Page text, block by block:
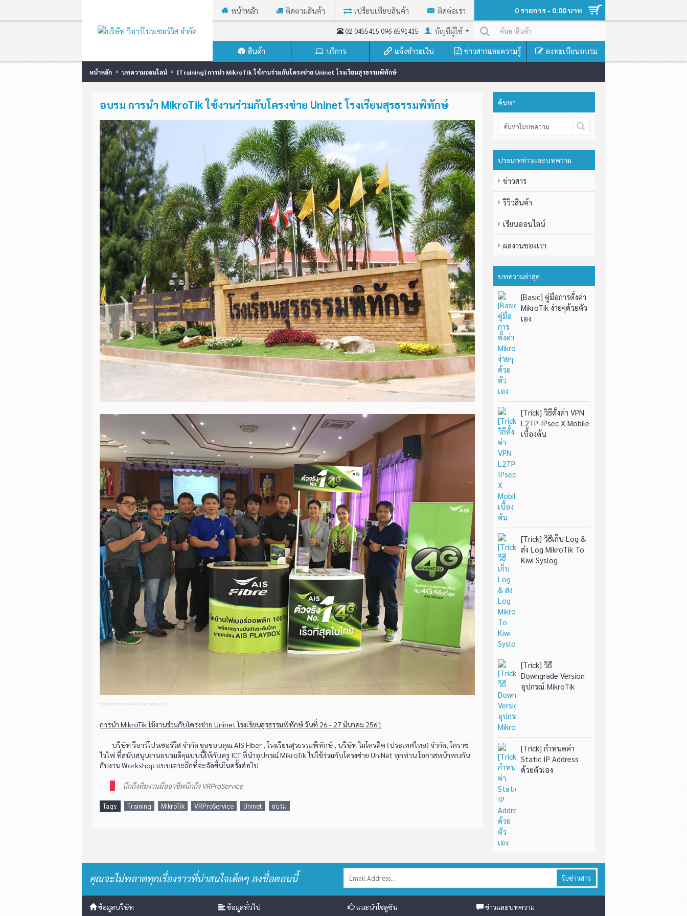
หน้าหลัก ติดตามสินค้า เปรียบเทียบสินค้า ติดต่อเรา 0 รายการ - 0.00 บาท
02-0455415 096-6591415 บัญชีผู้ใช้
สินค้า บริการ แจ้งชำระเงิน ข่าวสารและความรู้ ลงทะเบียนอบรม
หน้าหลัก บทความออนไลน์ [Training] การนำ MikroTik ใช้งานร่วมกับโครงข่าย Uninet โรงเรียนสุรธรรมพิทักษ์
ค้นหา
ประเภทข่าวและบทความ
ข่าวสาร
รีวิวสินค้า
เรียนออนไลน์
ผลงานของเรา
บทความล่าสุด
[Basic] คู่มือการตั้งค่า
MikroTik ง่ายๆด้วยตัว
เอง
[Trick] วิธีตั้งค่า VPN
L2TP-IPsec X Mobile
เบื้องต้น
[Trick] วิธีเก็บ Log &
ส่ง Log MikroTik To
Kiwi Syslog
[Trick] วิธี
Downgrade Version
อุปกรณ์ MikroTik
[Trick] กำหนดค่า
Static IP Address
ด้วยตัวเอง
อบรม การนำ MikroTik ใช้งานร่วมกับโครงข่าย Uninet โรงเรียนสุรธรรมพิทักษ์
ขอบคุณภาพจาก : www.koratstartup.com
การนำ MikroTik ใช้งานร่วมกับโครงข่าย Uninet โรงเรียนสุรธรรมพิทักษ์ วันที่ 26 - 27 มีนาคม 2561
บริษัท วีอาร์โปรเซอร์วิส จำกัด ขอขอบคุณ AIS Fiber , โรงเรียนสุรธรรมพิทักษ์ , บริษัท ไมโครติค (ประเทศไทย) จำกัด, โคราช
ไวไฟ ที่สนับสนุนงานอบรมดีๆแบบนี้ให้กับครู ICT ที่นำอุปกรณ์ MikroTik ไปใช้ร่วมกับโครงข่าย UniNet ทุกท่าน โอกาสหน้าพบกัน
กับงาน Workshop แบบเจาะลึกที่จะจัดขึ้นในครั้งต่อไป
นึกถึงทีมงานมืออาชีพนึกถึง VRProService
Tags: Training MikroTik VRProService Uninet อบรม
คุณจะไม่พลาดทุกเรื่องราวที่น่าสนใจเด็ดๆ ลงชื่อตอนนี้ รับข่าวสาร
ข้อมูลบริษัท ข้อมูลทั่วไป แนะนำโซลูชัน ข่าวและบทความ